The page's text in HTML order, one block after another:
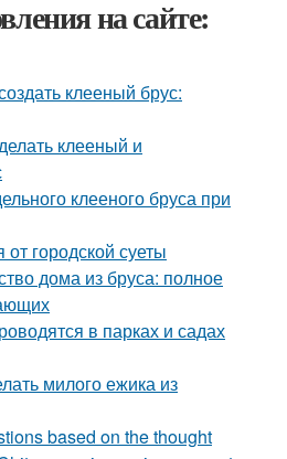
на сайте:
клееный брус:
клееный и
клееного бруса при
городской суеты
дома из бруса: полное
в парках и садах
милого ежика из
based on the thought